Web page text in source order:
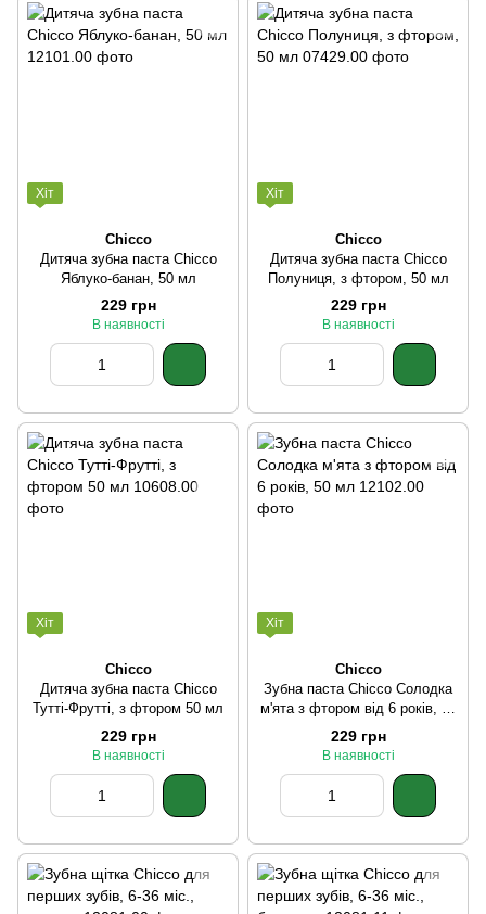
Хіт
Chicco
Дитяча зубна паста Chicco
Яблуко-банан, 50 мл
229 грн
В наявності
Хіт
Chicco
Дитяча зубна паста Chicco
Полуниця, з фтором, 50 мл
229 грн
В наявності
Хіт
Chicco
Дитяча зубна паста Chicco
Тутті-Фрутті, з фтором 50 мл
229 грн
В наявності
Хіт
Chicco
Зубна паста Chicco Солодка
м'ята з фтором від 6 років, 50
мл
229 грн
В наявності